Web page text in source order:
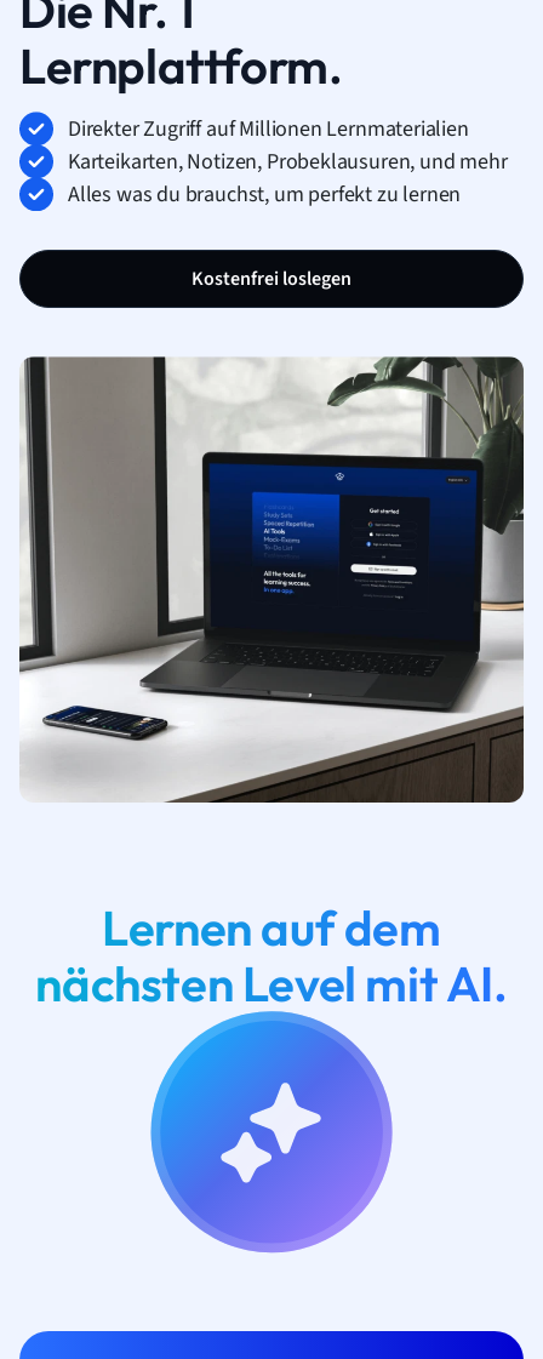
Lernplattform.
Direkter Zugriff auf Millionen Lernmaterialien
Karteikarten, Notizen, Probeklausuren, und mehr
Alles was du brauchst, um perfekt zu lernen
Kostenfrei loslegen
Lernen auf dem
nächsten Level mit AI.